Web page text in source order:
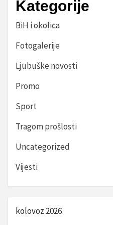
Kategorije
BiH i okolica
Fotogalerije
Ljubuške novosti
Promo
Sport
Tragom prošlosti
Uncategorized
Vijesti
kolovoz 2026